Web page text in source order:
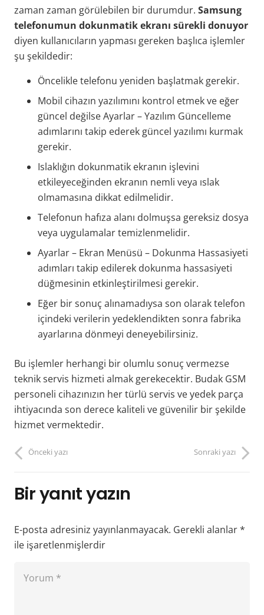
zaman zaman görülebilen bir durumdur. Samsung
telefonumun dokunmatik ekranı sürekli donuyor
diyen kullanıcıların yapması gereken başlıca işlemler
şu şekildedir:
Öncelikle telefonu yeniden başlatmak gerekir.
Mobil cihazın yazılımını kontrol etmek ve eğer
güncel değilse Ayarlar – Yazılım Güncelleme
adımlarını takip ederek güncel yazılımı kurmak
gerekir.
Islaklığın dokunmatik ekranın işlevini
etkileyeceğinden ekranın nemli veya ıslak
olmamasına dikkat edilmelidir.
Telefonun hafıza alanı dolmuşsa gereksiz dosya
veya uygulamalar temizlenmelidir.
Ayarlar – Ekran Menüsü – Dokunma Hassasiyeti
adımları takip edilerek dokunma hassasiyeti
düğmesinin etkinleştirilmesi gerekir.
Eğer bir sonuç alınamadıysa son olarak telefon
içindeki verilerin yedeklendikten sonra fabrika
ayarlarına dönmeyi deneyebilirsiniz.
Bu işlemler herhangi bir olumlu sonuç vermezse
teknik servis hizmeti almak gerekecektir. Budak GSM
personeli cihazınızın her türlü servis ve yedek parça
ihtiyacında son derece kaliteli ve güvenilir bir şekilde
hizmet vermektedir.
Önceki yazı Sonraki yazı
Bir yanıt yazın
E-posta adresiniz yayınlanmayacak. Gerekli alanlar*
ile işaretlenmişlerdir